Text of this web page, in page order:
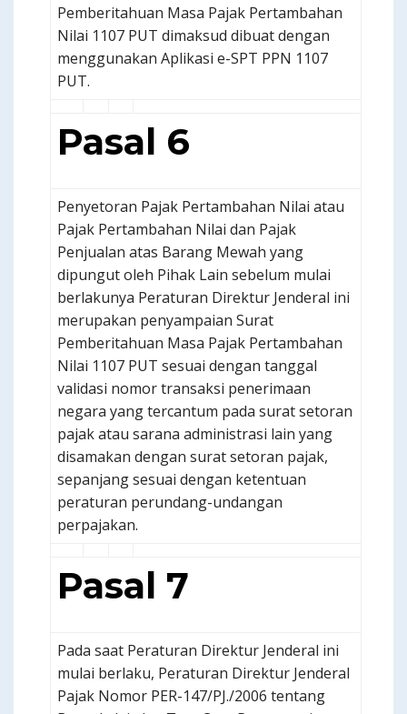
Pemberitahuan Masa Pajak Pertambahan
Nilai 1107 PUT dimaksud dibuat dengan
menggunakan Aplikasi e-SPT PPN 1107
PUT.
Pasal 6
Penyetoran Pajak Pertambahan Nilai atau
Pajak Pertambahan Nilai dan Pajak
Penjualan atas Barang Mewah yang
dipungut oleh Pihak Lain sebelum mulai
berlakunya Peraturan Direktur Jenderal ini
merupakan penyampaian Surat
Pemberitahuan Masa Pajak Pertambahan
Nilai 1107 PUT sesuai dengan tanggal
validasi nomor transaksi penerimaan
negara yang tercantum pada surat setoran
pajak atau sarana administrasi lain yang
disamakan dengan surat setoran pajak,
sepanjang sesuai dengan ketentuan
peraturan perundang-undangan
perpajakan.
Pasal 7
Pada saat Peraturan Direktur Jenderal ini
mulai berlaku, Peraturan Direktur Jenderal
Pajak Nomor PER-147/PJ./2006 tentang